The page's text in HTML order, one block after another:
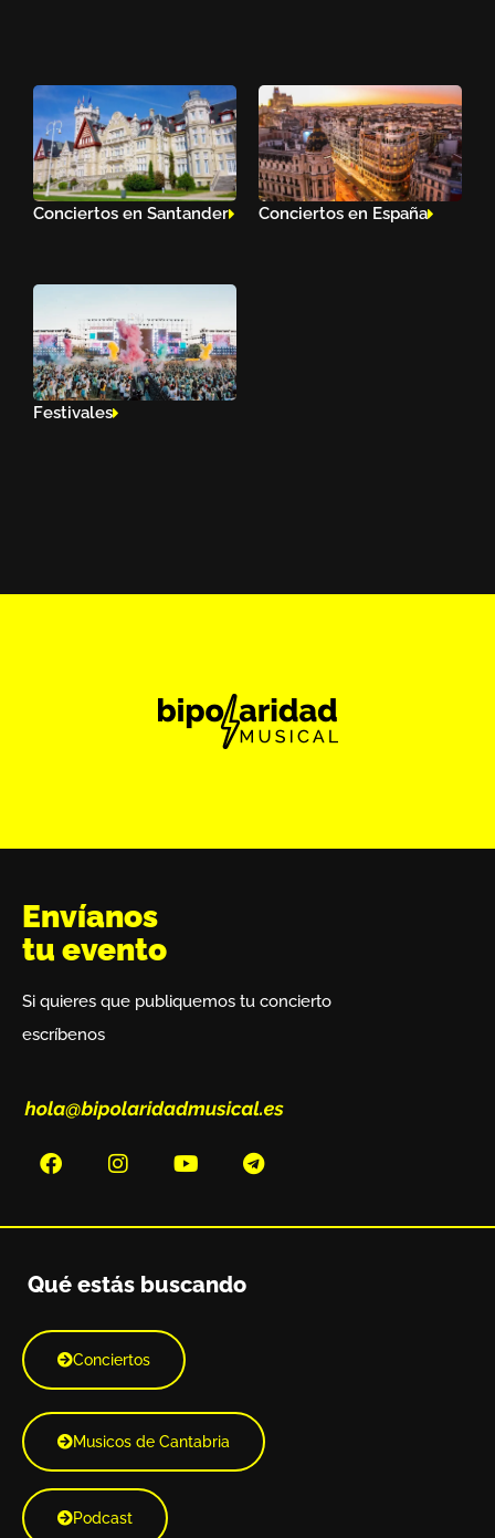
Conciertos en Santander Conciertos en España
Festivales
Envíanos
tu evento
Si quieres que publiquemos tu concierto
escríbenos
Qué estás buscando
Conciertos
Musicos de Cantabria
Podcast